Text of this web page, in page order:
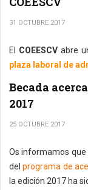
31 OCTUBRE 2017
El COEESCVabre
plaza laboral de
Becada
2017
25 OCTUBRE 2017
Os informamos que
delprograma de
la edición 2017 ha